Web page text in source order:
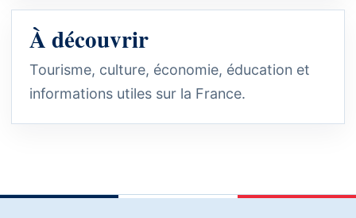
À découvrir
Tourisme, culture, économie, éducation et
informations utiles sur la France.